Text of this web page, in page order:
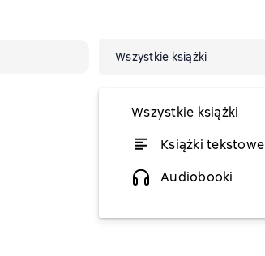
Wszystkie książki
Wszystkie książki
Książki tekstowe
Audiobooki